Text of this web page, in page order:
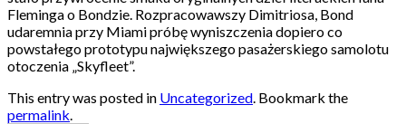
Fleminga o Bondzie. Rozpracowawszy Dimitriosa, Bond
udaremnia przy Miami próbę wyniszczenia dopiero co
powstałego prototypu największego pasażerskiego samolotu
otoczenia „Skyfleet”.
This entry was posted in Uncategorized. Bookmark the
permalink.